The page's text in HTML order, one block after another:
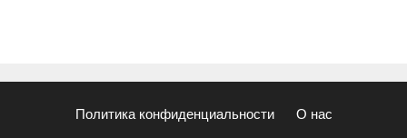
Политика конфиденциальности О нас